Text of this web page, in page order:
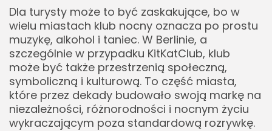
Dla turysty może to być zaskakujące, bo w
wielu miastach klub nocny oznacza po prostu
muzykę, alkohol i taniec. W Berlinie, a
szczególnie w przypadku KitKatClub, klub
może być także przestrzenią społeczną,
symboliczną i kulturową. To część miasta,
które przez dekady budowało swoją markę na
niezależności, różnorodności i nocnym życiu
wykraczającym poza standardową rozrywkę.